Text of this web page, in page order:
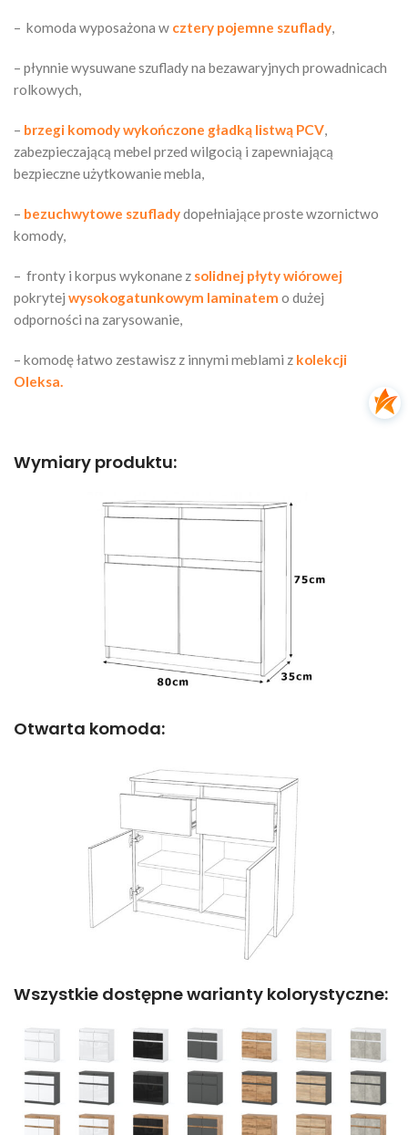
– komoda wyposażona w cztery pojemne szuflady,
– płynnie wysuwane szuflady na bezawaryjnych prowadnicach
rolkowych,
– brzegi komodywykończone gładką listwą PCV,
zabezpieczającą mebel przed wilgocią i zapewniającą
bezpieczne użytkowanie mebla,
– bezuchwytowe szufladydopełniające proste wzornictwo
komody,
– fronty i korpus wykonane z solidnej płyty wiórowej
pokrytej wysokogatunkowym laminatem o dużej
odporności na zarysowanie,
– komodę łatwo zestawisz z innymi meblami z kolekcji
Oleksa.
Wymiary produktu:
Otwarta komoda:
Wszystkie dostępne warianty kolorystyczne: